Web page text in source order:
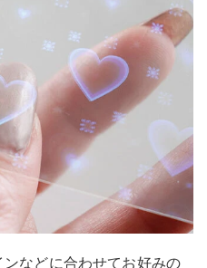
などに合わせてお好みの